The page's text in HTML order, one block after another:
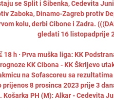
se Split i Šibenka, Cedevita
Zaboka, Dinamo-Zagreb protiv
kolu, derbi Cibone i Zadra.
gledati 16 listopadprije
18 h · Prva muška liga: KK
KK Cibona - KK Škrljevo
na Sofascoreu sa
prijenos 8 prosinca 2023 prije 3
Košarka PH (M): Alkar - Cedevita